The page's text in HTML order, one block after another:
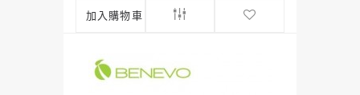
加入購物車